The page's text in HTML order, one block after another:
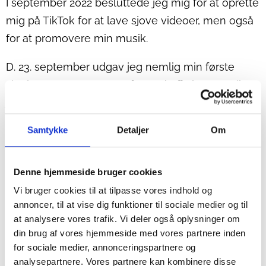
Samtykke Detaljer Om
Denne hjemmeside bruger cookies
Vi bruger cookies til at tilpasse vores indhold og
annoncer, til at vise dig funktioner til sociale medier og til
at analysere vores trafik. Vi deler også oplysninger om
din brug af vores hjemmeside med vores partnere inden
for sociale medier, annonceringspartnere og
analysepartnere. Vores partnere kan kombinere disse
I september 2022 besluttede jeg mig for at oprette
mig på TikTok for at lave sjove videoer, men også
for at promovere min musik.
D. 23. september udgav jeg nemlig min første
single:
og for at skaffe lyttere, gik
jeg i gang med at lave sketches, hvor mit nummer
Den første video fik hurtigt 2 mio. visninger, og
derfra gik det hurtigt. Efterfølgende kom der er et
par virale videoer, der pt. har omkring 10. mio.
visninger hver.
Den mest populære foregår på en brandstation,
hvor jeg har en vigtig rolle i hverdagen. Jeg vil